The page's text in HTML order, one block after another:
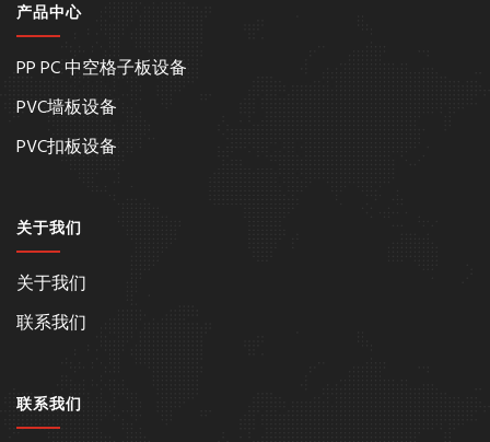
产品中心
PP PC 中空格子板设备
PVC墙板设备
PVC扣板设备
关于我们
关于我们
联系我们
联系我们